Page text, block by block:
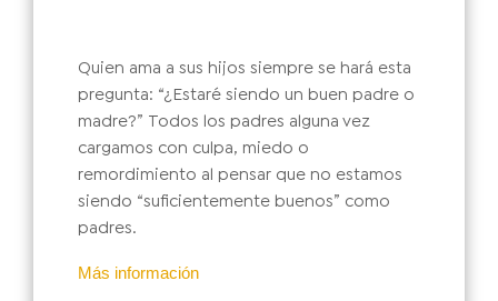
Quien ama a sus hijos siempre se hará esta
pregunta: “¿Estaré siendo un buen padre o
madre?” Todos los padres alguna vez
cargamos con culpa, miedo o
remordimiento al pensar que no estamos
siendo “suficientemente buenos” como
padres.
Más información